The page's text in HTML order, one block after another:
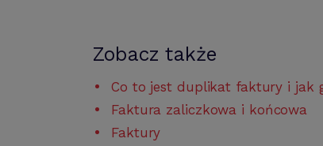
Zobacz także
Co to jest duplikat faktury i jak
Faktura zaliczkowa i końcowa
Faktury